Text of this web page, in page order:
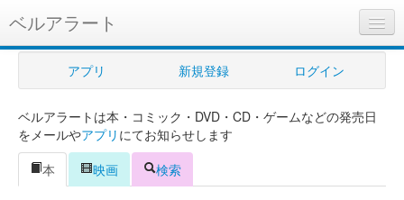
ベルアラート
ベルアラートとは
ヘルプ
新規登録
ログイン
アプリ 新規登録 ログイン
ベルアラートは本・コミック・DVD・CD・ゲームなどの発売日
をメールやアプリ にてお知らせします
本
映画 検索